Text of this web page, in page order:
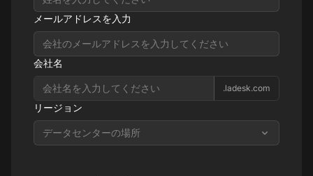
メールアドレスを入力
会社名
.ladesk.com
リージョン
データセンターの場所